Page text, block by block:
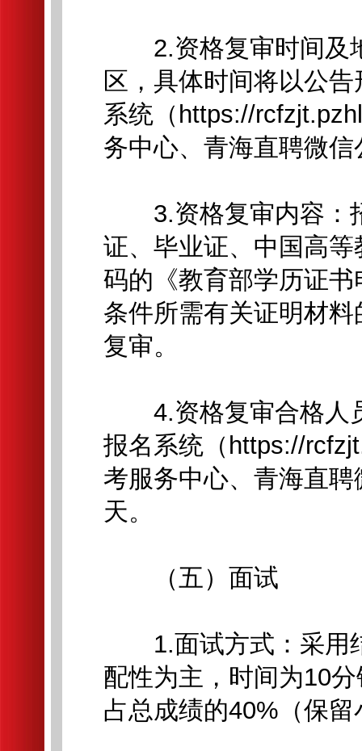
2.资格复审时间及
区，具体时间将以公
系统（https://
务中心、青海直聘微
3.资格复审内容：
证、毕业证、中国高
码的《教育部学历证
条件所需有关证明材
复审。
4.资格复审合格人
报名系统（https://
考服务中心、青海直
天。
（五）面试
1.面试方式：采用
配性为主，时间为10
占总成绩的40%（保